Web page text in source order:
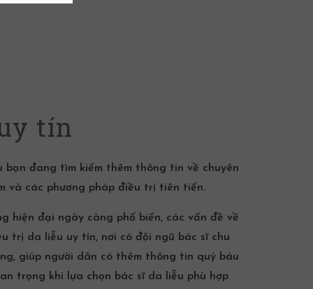
tín
đang tìm kiếm thêm thông tin về chuyên
và các phương pháp điều trị tiên tiến.
hiện đại ngày càng phổ biến, các vấn đề về
trị da liễu uy tín, nơi có đội ngũ bác sĩ chu
giúp người dân có thêm thông tin quý báu
trọng khi lựa chọn bác sĩ da liễu phù hợp